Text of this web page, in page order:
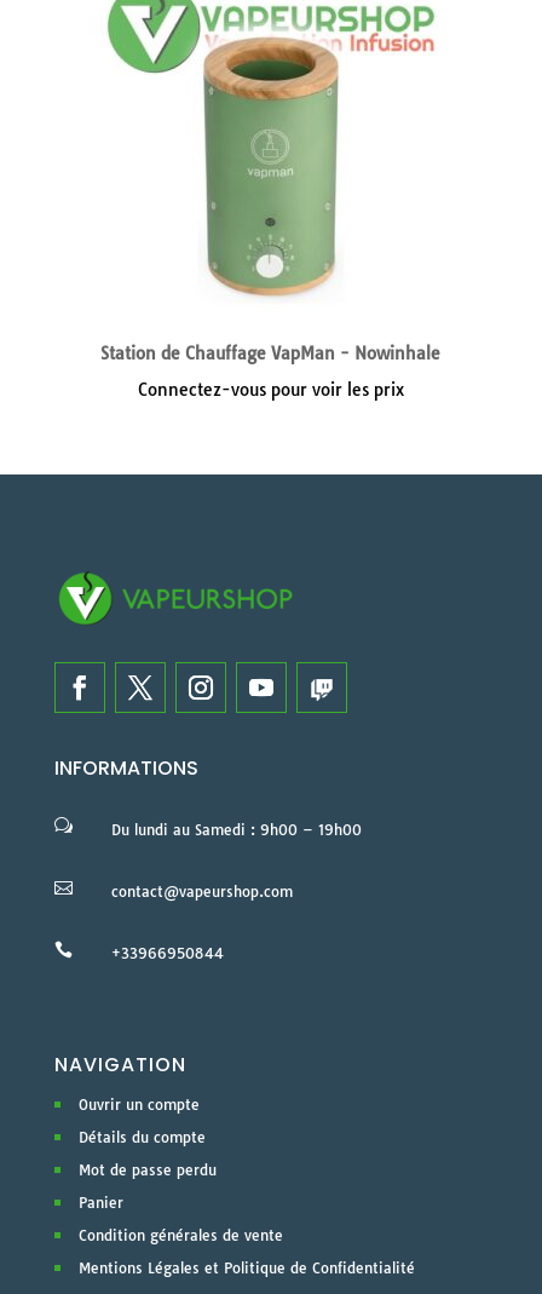
Station de Chauffage VapMan - Nowinhale
Connectez-vous pour voir les prix
INFORMATIONS
w Du lundi au Samedi : 9h00 – 19h00
 contact@vapeurshop.com
 +33966950844
NAVIGATION
Ouvrir un compte
Détails du compte
Mot de passe perdu
Panier
Condition générales de vente
Mentions Légales et Politique de Confidentialité